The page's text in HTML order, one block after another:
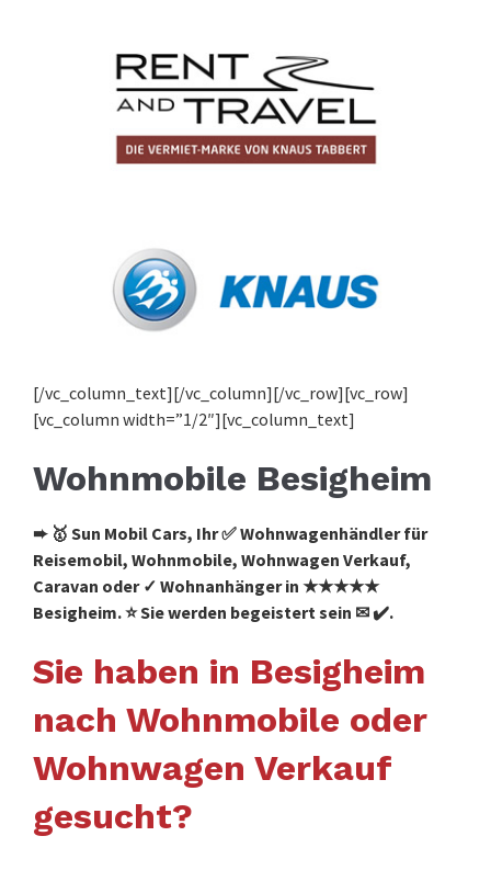
[/vc_column_text][/vc_column][/vc_row][vc_row]
[vc_column width=”1/2″][vc_column_text]
Wohnmobile Besigheim
➨ 🥇 Sun Mobil Cars, Ihr ✅ Wohnwagenhändler für
Reisemobil, Wohnmobile, Wohnwagen Verkauf,
Caravan oder ✓ Wohnanhänger in ★★★★★
Besigheim. ⭐ Sie werden begeistert sein ✉ ✔️.
Sie haben in Besigheim
nach Wohnmobile oder
Wohnwagen Verkauf
gesucht?